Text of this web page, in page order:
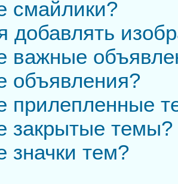
смайлики?
добавлять
важные
объявления?
прилепленные
закрытые темы?
значки тем?